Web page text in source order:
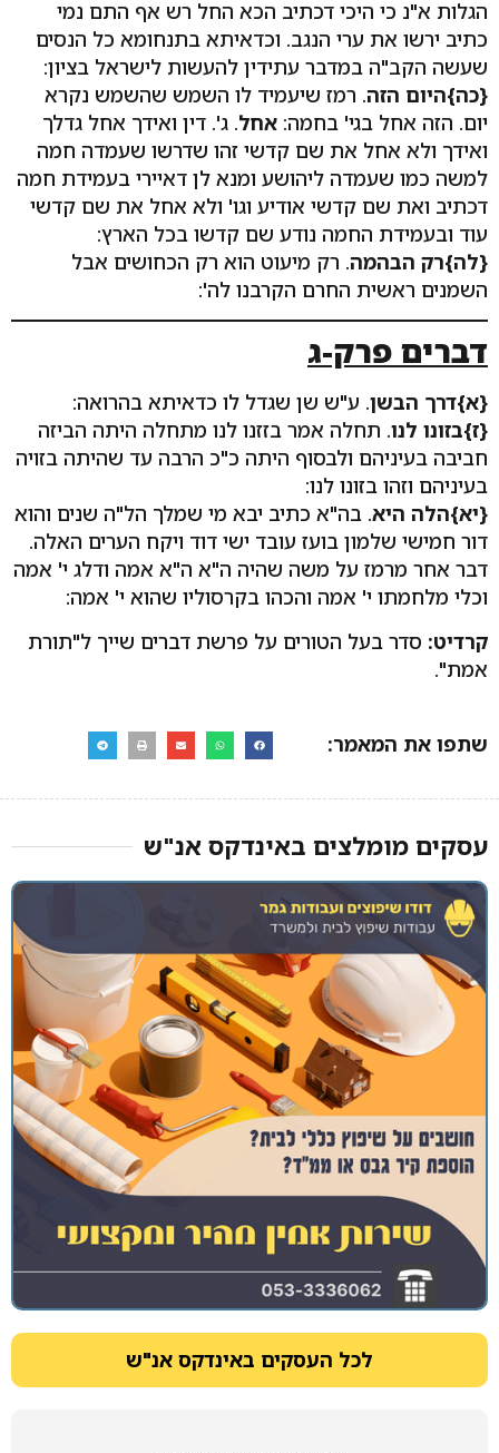
הגלות א"נ כי היכי דכתיב הכא החל רש אף התם נמי
כתיב ירשו את ערי הנגב. וכדאיתא בתנחומא כל הנסים
שעשה הקב"ה במדבר עתידין להעשות לישראל בציון:
{כה}היום הזה. רמז שיעמיד לו השמש שהשמש נקרא
יום. הזה אחל בגי' בחמה: אחל. ג'. דין ואידך אחל גדלך
ואידך ולא אחל את שם קדשי זהו שדרשו שעמדה חמה
למשה כמו שעמדה ליהושע ומנא לן דאיירי בעמידת חמה
דכתיב ואת שם קדשי אודיע וגו' ולא אחל את שם קדשי
עוד ובעמידת החמה נודע שם קדשו בכל הארץ:
{לה}רק הבהמה. רק מיעוט הוא רק הכחושים אבל
השמנים ראשית החרם הקרבנו לה':
דברים פרק-ג
{א}דרך הבשן. ע"ש שן שגדל לו כדאיתא בהרואה:
{ז}בזונו לנו. תחלה אמר בזזנו לנו מתחלה היתה הביזה
חביבה בעיניהם ולבסוף היתה כ"כ הרבה עד שהיתה בזויה
בעיניהם וזהו בזונו לנו:
{יא}הלה היא. בה"א כתיב יבא מי שמלך הל"ה שנים והוא
דור חמישי שלמון בועז עובד ישי דוד ויקח הערים האלה.
דבר אחר מרמז על משה שהיה ה"א ה"א אמה ודלג י' אמה
וכלי מלחמתו י' אמה והכהו בקרסוליו שהוא י' אמה:
קרדיט: סדר בעל הטורים על פרשת דברים שייך ל"תורת
אמת".
שתפו את המאמר:
עסקים מומלצים באינדקס אנ"ש​
לכל העסקים באינדקס אנ"ש